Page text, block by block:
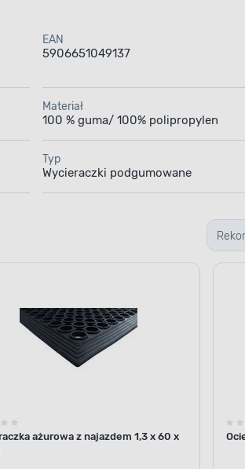
EAN
5906651049137
Materiał
100 % guma/ 100% polipropylen
Typ
Wycieraczki podgumowane
ażurowa z najazdem 1,3 x 60 x